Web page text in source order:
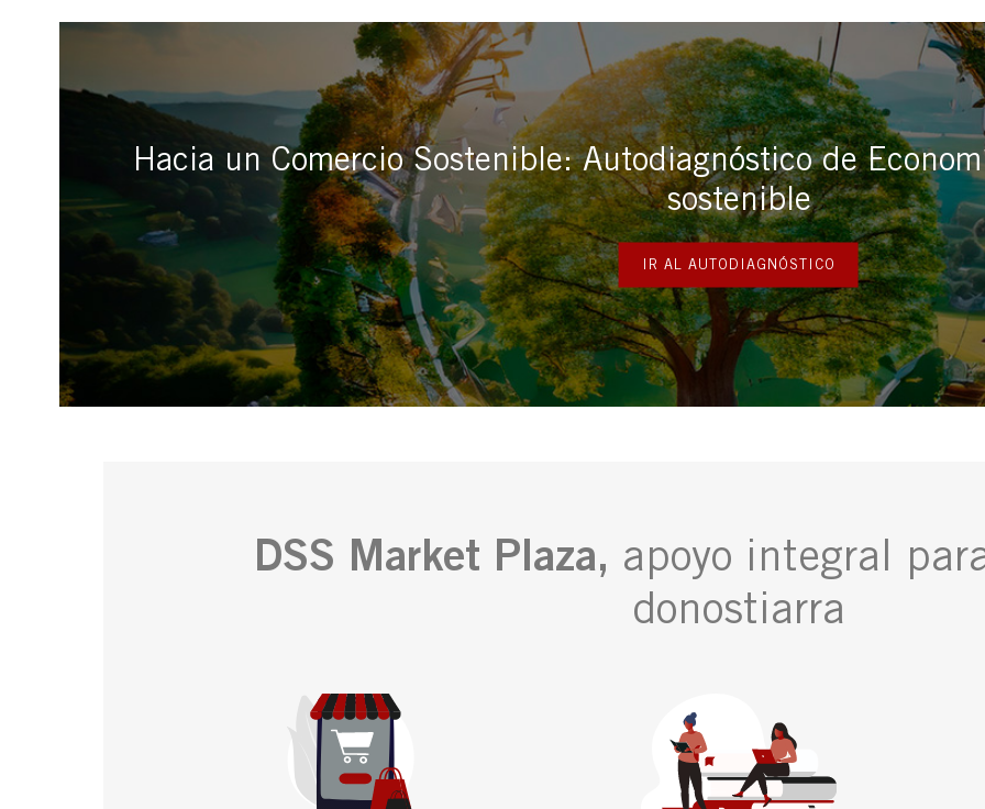
Hacia un Comercio Sostenible: Autodiagnóstico de
sostenible
IR AL AUTODIAGNÓSTICO
DSS Market Plaza, apoyo integral
donostiarra